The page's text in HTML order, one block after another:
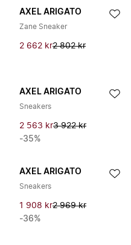
AXEL ARIGATO
Zane Sneaker
2 662 kr2 802 kr
AXEL ARIGATO
Sneakers
2 563 kr3 922 kr
-35%
AXEL ARIGATO
Sneakers
1 908 kr2 969 kr
-36%